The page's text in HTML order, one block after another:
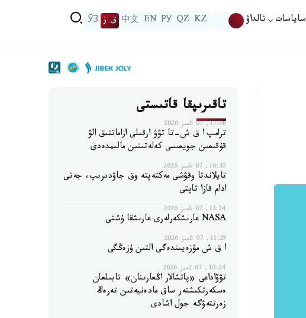
ساياسات تالداۋ KZ
QZ
РУ
EN
中文 ق ز ЎЗ
تاقىرىپقا قاتىستى
17:08, 07 تامىز 2026
ترامپ ا ق ش-تا تۋۋ ارقىلى ازاماتتىق الۋ
قۇقىعىن جويعىسى كەلەتىنىن مالىمدەدى
16:30, 07 تامىز 2026
تايلاندتا وقۋشى مەكتەپتە وق جاۋدىرىپ، جەتى
ادام قازا تاپتى
13:24, 07 تامىز 2026
NASA عارىشكەرلەرى عارىشقا ۇشتى
11:25, 07 تامىز 2026
ا ق ش مۋزەيىندەگى التىن ۇزەڭگى
10:24, 07 تامىز 2026
تۋۆاداعى «پاتشالار اڭعارىنان» تابىلعان
ەسكەرتكىشتەر ساق مادەنيەتىن تەرەڭ
زەرتتەۋگە جول اشادى